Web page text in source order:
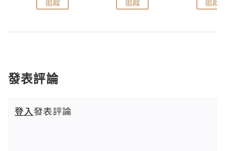
追蹤 追蹤 追蹤
發表評論
登入發表評論